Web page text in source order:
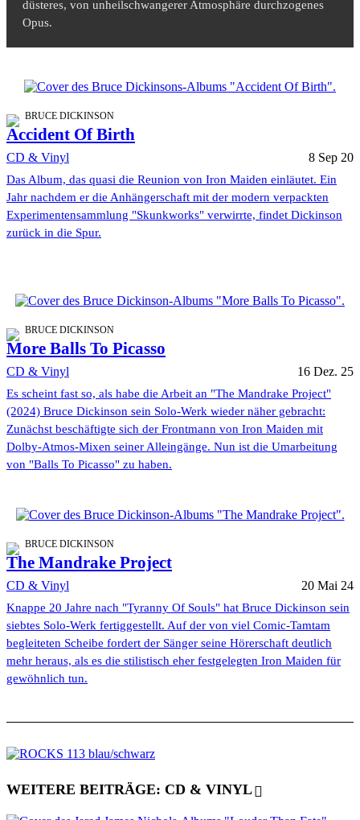
düsteres, von unheilschwangerer Atmosphäre durchzogenes
Opus.
BRUCE DICKINSON
Accident Of Birth
CD & Vinyl 8 Sep 20
Das Album, das quasi die Reunion von Iron Maiden einläutet. Ein
Jahr nachdem er die Anhängerschaft mit der modern verpackten
Experimentensammlung "Skunkworks" verwirrte, findet Dickinson
zurück in die Spur.
BRUCE DICKINSON
More Balls To Picasso
CD & Vinyl 16 Dez. 25
Es scheint fast so, als habe die Arbeit an "The Mandrake Project"
(2024) Bruce Dickinson sein Solo-Werk wieder näher gebracht:
Zunächst beschäftigte sich der Frontmann von Iron Maiden mit
Dolby-Atmos-Mixen seiner Alleingänge. Nun ist die Umarbeitung
von "Balls To Picasso" zu haben.
BRUCE DICKINSON
The Mandrake Project
CD & Vinyl 20 Mai 24
Knappe 20 Jahre nach "Tyranny Of Souls" hat Bruce Dickinson sein
siebtes Solo-Werk fertiggestellt. Auf der von viel Comic-Tamtam
begleiteten Scheibe fordert der Sänger seine Hörerschaft deutlich
mehr heraus, als es die stilistisch eher festgelegten Iron Maiden für
gewöhnlich tun.
WEITERE BEITRÄGE: CD & VINYL